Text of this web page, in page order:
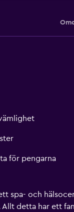
för pengarna
spa- och
detta har ett